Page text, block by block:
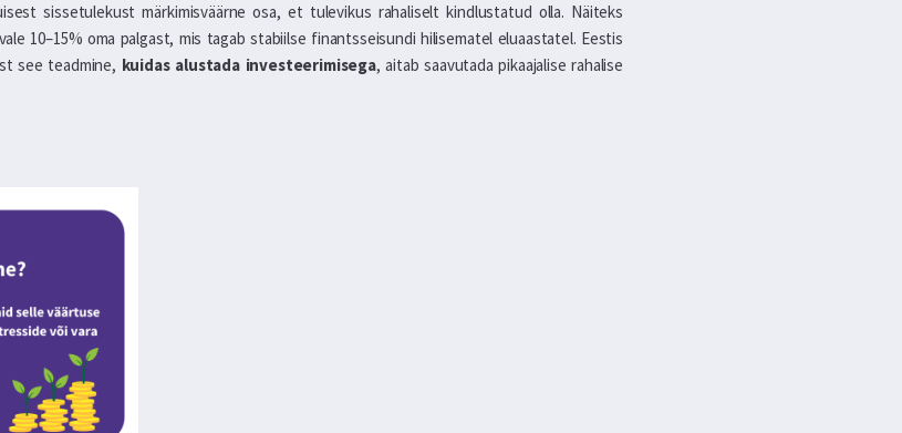
sissetulekust märkimisväärne osa, et tulevikus rahaliselt kindlustatud olla. Näiteks
10–15% oma palgast, mis tagab stabiilse finantsseisundi hilisematel eluaastatel. Eestis
see teadmine, kuidas alustada investeerimisega, aitab saavutada pikaajalise rahalise